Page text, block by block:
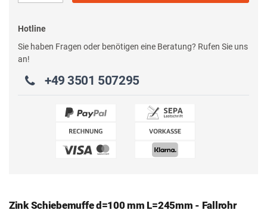
Hotline
Sie haben Fragen oder benötigen eine Beratung? Rufen Sie uns
an!
+49 3501 507295
Zink Schiebemuffe d=100 mm L=245mm - Fallrohr